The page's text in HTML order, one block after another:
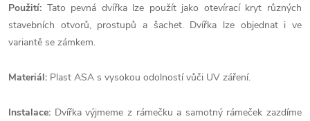
Použití: Tato pevná dvířka lze použít jako otevírací kryt různých
stavebních otvorů, prostupů a šachet. Dvířka lze objednat i ve
variantě se zámkem.
Materiál: Plast ASA s vysokou odolností vůči UV záření.
Instalace: Dvířka výjmeme z rámečku a samotný rámeček zazdíme